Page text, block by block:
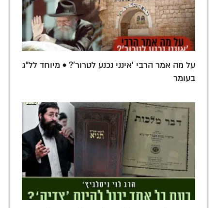
על מה אמר הרבי 'אינני נכנע לטרור'? • מיוחד לל"ג
בעומר